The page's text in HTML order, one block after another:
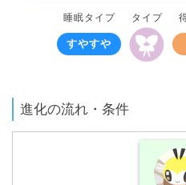
睡眠タイプ
すやすや
タイプ
進化の流れ・条件